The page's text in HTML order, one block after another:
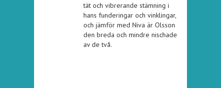
tät och vibrerande stämning i
hans funderingar och vinklingar,
och jämför med Niva är Olsson
den breda och mindre nischade
av de två.